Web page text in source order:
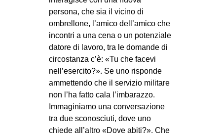
persona, che sia il vicino di
ombrellone, l’amico dell’amico che
incontri a una cena o un potenziale
datore di lavoro, tra le domande di
circostanza c’è: «Tu che facevi
nell’esercito?». Se uno risponde
ammettendo che il servizio militare
non l’ha fatto cala l’imbarazzo.
Immaginiamo una conversazione
tra due sconosciuti, dove uno
chiede all’altro «Dove abiti?». Che